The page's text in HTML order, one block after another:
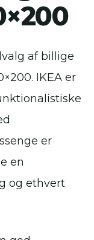
af billige
IKEA er
er
en
og ethvert